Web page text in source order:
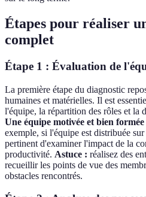
Étapes pour réaliser
complet
Étape 1 : Évaluation de
La première étape du diagnostic
humaines et matérielles. Il est
l'équipe, la répartition des rôles et la
Une équipe motivée et bien formée
exemple, si l'équipe est distribuée
pertinent d'examiner l'impact de la
productivité. Astuce : réalisez des
recueillir les points de vue des
obstacles rencontrés.